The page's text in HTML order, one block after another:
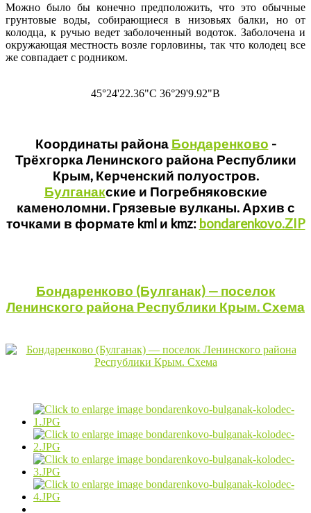
Можно было бы конечно предположить, что это обычные
грунтовые воды, собирающиеся в низовьях балки, но от
колодца, к ручью ведет заболоченный водоток. Заболочена и
окружающая местность возле горловины, так что колодец все
же совпадает с родником.
45°24'22.36"С 36°29'9.92"В
Координаты района Бондаренково -
Трёхгорка Ленинского района Республики
Крым, Керченский полуостров.
Булганакские и Погребняковские
каменоломни. Грязевые вулканы. Архив с
точками в формате kml и kmz: bondarenkovo.ZIP
Бондаренково (Булганак) — поселок
Ленинского района Республики Крым. Схема